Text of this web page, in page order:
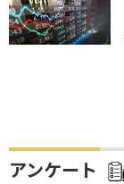
アンケート